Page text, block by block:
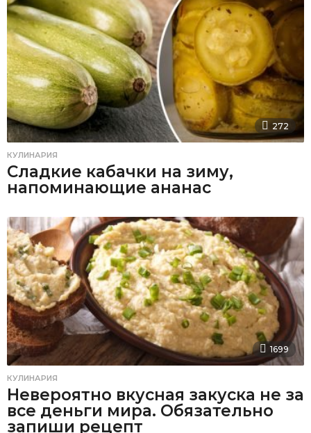
272
КУЛИНАРИЯ
Сладкие кабачки на зиму,
напоминающие ананас
1699
КУЛИНАРИЯ
Невероятно вкусная закуска не за
все деньги мира. Обязательно
запиши рецепт